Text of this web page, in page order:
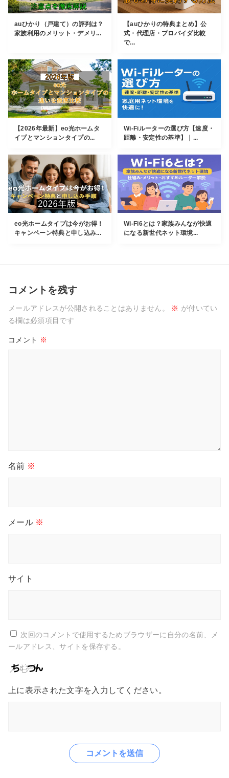
auひかり（戸建て）の評判は？
家族利用のメリット・デメリ...
【auひかりの特典まとめ】公
式・代理店・プロバイダ比較
で...
【2026年最新】eo光ホームタ
イプとマンションタイプの...
Wi-Fiルーターの選び方【速度・
距離・安定性の基準】｜...
eo光ホームタイプは今がお得！
キャンペーン特典と申し込み...
Wi-Fi6とは？家族みんなが快適
になる新世代ネット環境...
コメントを残す
メールアドレスが公開されることはありません。 ※ が付いてい
る欄は必須項目です
コメント ※
名前 ※
メール ※
サイト
次回のコメントで使用するためブラウザーに自分の名前、メ
ールアドレス、サイトを保存する。
上に表示された文字を入力してください。